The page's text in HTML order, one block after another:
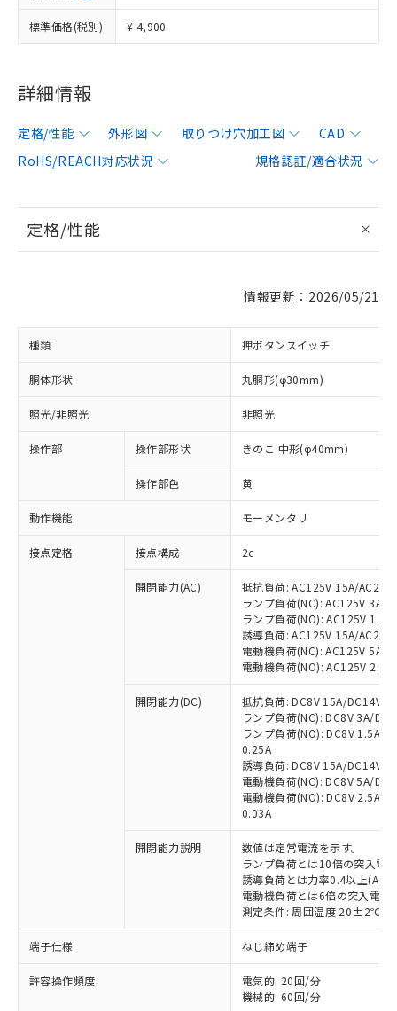
標準価格(税別) ¥ 4,900
詳細情報
定格/性能 外形図 取りつけ穴加工図
CAD
RoHS/REACH対応状況
規格認証/適合状況
定格/性能
情報更新：2026/05/21
種類 押ボタンスイッチ
胴体形状 丸胴形(φ30mm)
照光/非照光 非照光
操作部 操作部形状 きのこ 中形(φ40mm)
操作部色 黄
動作機能 モーメンタリ
接点定格 接点構成 2c
開閉能力(AC)
抵抗負荷: AC125V 15A/
ランプ負荷(NC): AC125V 3A/
ランプ負荷(NO): AC125V
誘導負荷: AC125V 15A/
電動機負荷(NC): AC125V 5A/
電動機負荷(NO): AC125V
開閉能力(DC)
抵抗負荷: DC8V 15A/DC14V
ランプ負荷(NC): DC8V 3A/
ランプ負荷(NO): DC8V 1.5A/
0.25A
誘導負荷: DC8V 15A/DC14V
電動機負荷(NC): DC8V 5A/
電動機負荷(NO): DC8V 2.5A/
0.03A
開閉能力説明
数値は定常電流を示す。
ランプ負荷とは10倍の突入電
誘導負荷とは力率0.4以上(AC)
電動機負荷とは6倍の突入電流
測定条件: 周囲温度 20±2℃、
端子仕様 ねじ締め端子
許容操作頻度
電気的: 20回/分
機械的: 60回/分
ご利用条件
対応済み：EU RoHS指令（10物質）の
非含有に対応した製品が提供可能な商品で
す。
対応予定：EU RoHS指令（10物質）の非含
有に対応した製品に切り替える予定のある